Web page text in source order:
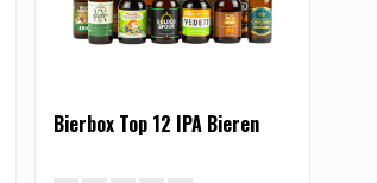
Bierbox Top 12 IPA Bieren